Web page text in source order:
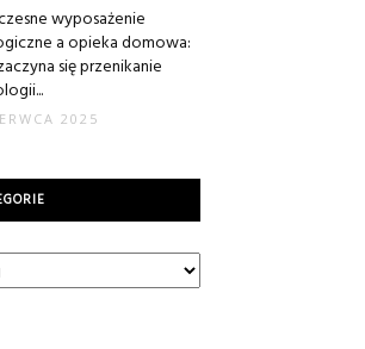
wyposażenie
a opieka domowa:
się przenikanie
2025